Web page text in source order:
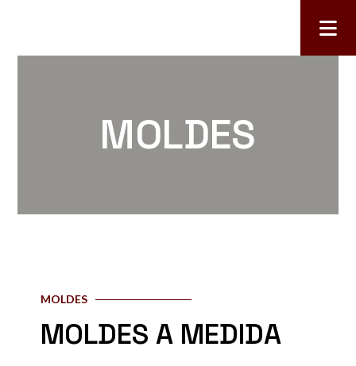
MOLDES
MOLDES
MOLDES A MEDIDA